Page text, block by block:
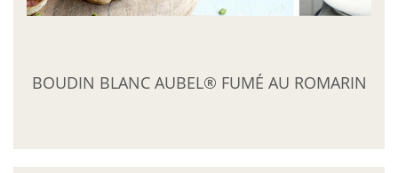
BOUDIN BLANC AUBEL® FUMÉ AU ROMARIN